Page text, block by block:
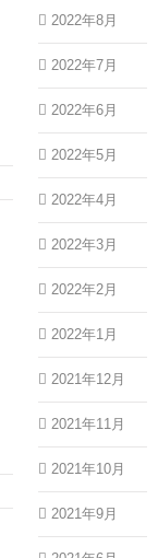
2022年8月
2022年7月
2022年6月
2022年5月
2022年4月
2022年3月
2022年2月
2022年1月
2021年12月
2021年11月
2021年10月
2021年9月